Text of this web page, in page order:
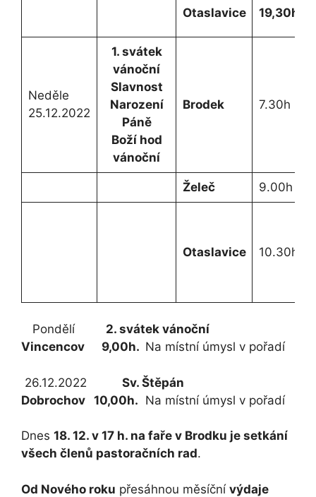
Otaslavice 19,30h
Neděle
25.12.2022
1. svátek
vánoční
Slavnost
Narození
Páně
Boží hod
vánoční
Brodek 7.30h
Želeč 9.00h
Otaslavice 10.30h
Pondělí 2. svátek vánoční
Vincencov 9,00h. Na místní úmysl v pořadí
26.12.2022 Sv. Štěpán
Dobrochov 10,00h. Na místní úmysl v pořadí
Dnes 18. 12. v 17 h. na faře v Brodku je setkání
všech členů pastoračních rad.
Od Nového roku přesáhnou měsíční výdaje